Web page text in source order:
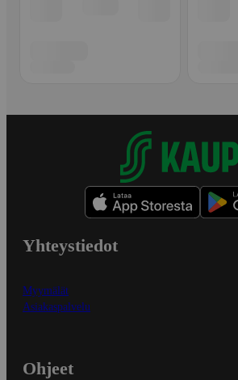
Yhteystiedot
Myymälät
Asiakaspalvelu
Ohjeet